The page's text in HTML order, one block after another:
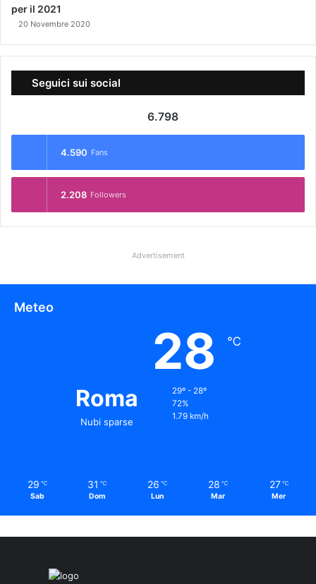
per il 2021
20 Novembre 2020
Seguici sui social
6.798
4.590 Fans
2.208 Followers
Advertisement
Meteo
Roma
Nubi sparse
28 ℃
29º - 28º
72%
1.79 km/h
29 ℃
Sab
31 ℃
Dom
26 ℃
Lun
28 ℃
Mar
27 ℃
Mer